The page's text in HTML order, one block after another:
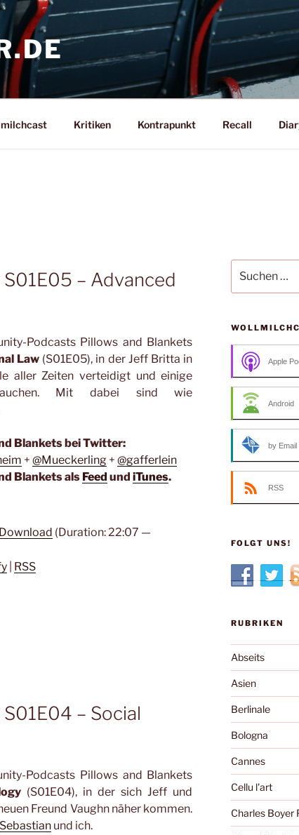
Kritiken Kontrapunkt Recall
– Advanced
Podcasts Pillows and Blankets
Law (S01E05), in der Jeff Britta in
aller Zeiten verteidigt und einige
Mit dabei sind wie
Blankets bei Twitter:
+ @Mueckerling + @gafferlein
Blankets als Feed und iTunes.
Download (Duration: 22:07 —
RSS
– Social
Podcasts Pillows and Blankets
(S01E04), in der sich Jeff und
Freund Vaughn näher kommen.
Sebastian und ich.
nach:
Apple
Android
by Email
RSS
FOLGT UNS!
RUBRIKEN
Abseits
Asien
Berlinale
Bologna
Cannes
Cellu l'art
Charles Boyer